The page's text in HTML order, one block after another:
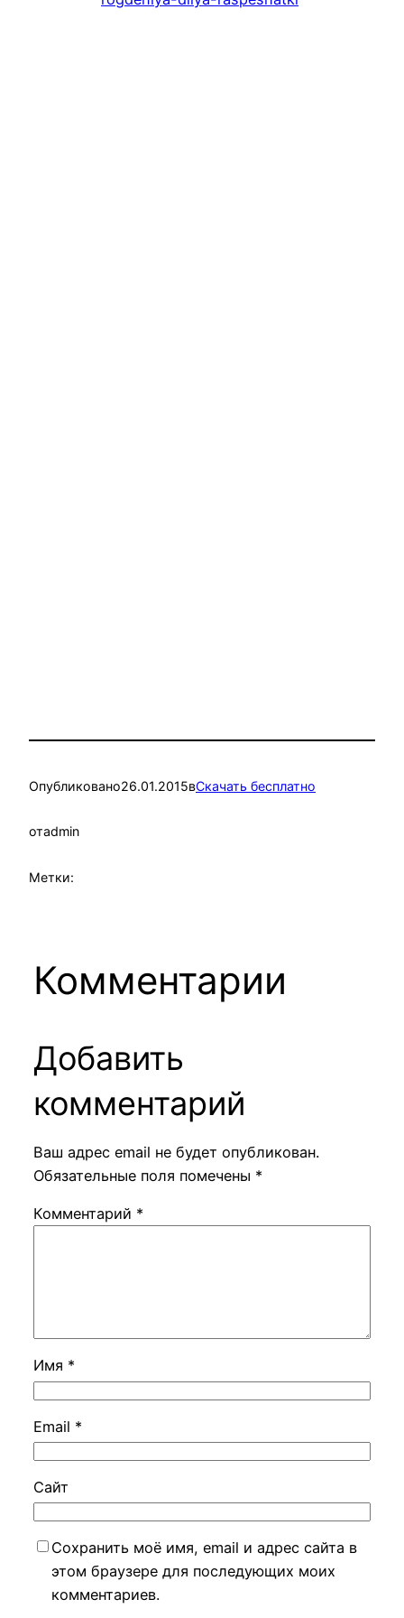
Опубликовано26.01.2015вСкачать бесплатно
отadmin
Метки:
Комментарии
Добавить
комментарий
Ваш адрес email не будет опубликован.
Обязательные поля помечены *
Комментарий *
Имя *
Email *
Сайт
Сохранить моё имя, email и адрес сайта в
этом браузере для последующих моих
комментариев.